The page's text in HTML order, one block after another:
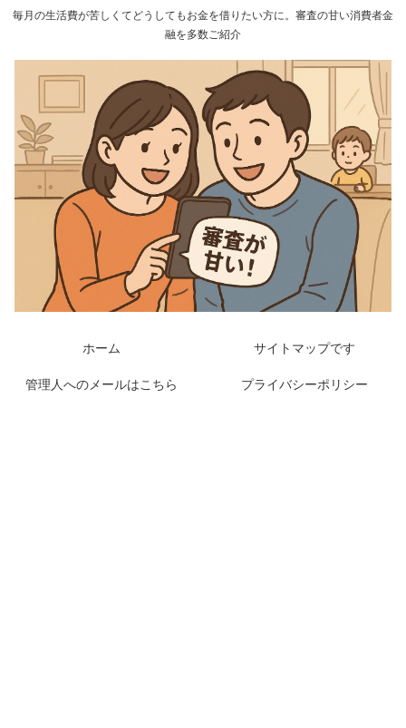
毎月の生活費が苦しくてどうしてもお金を借りたい方に。審査の甘い消費者金
融を多数ご紹介
ホーム サイトマップです
管理人へのメールはこちら プライバシーポリシー